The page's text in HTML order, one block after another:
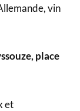
vin
place
et